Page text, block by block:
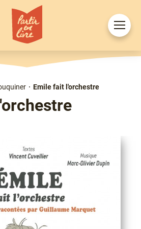
Ouvrir
le
Emile fait l'orchestre